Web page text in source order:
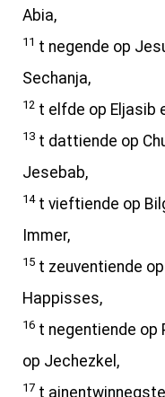
Abia,
11 t negende op
Sechanja,
12 t elfde op Eljasib
13 t dattiende op
Jesebab,
14t vieftiende op
Immer,
15 t zeuventiende
Happisses,
16 t negentiende op
op Jechezkel,
17 t